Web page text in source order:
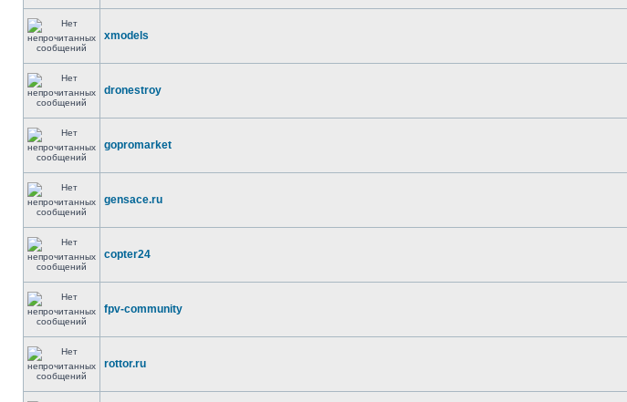
xmodels
dronestroy
gopromarket
gensace.ru
copter24
fpv-community
rottor.ru